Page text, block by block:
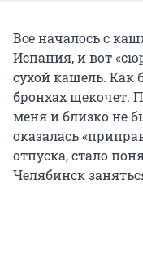
Все началось с
Испания, и вот
сухой кашель. Как
бронхах щекочет.
меня и близко не
оказалась
отпуска, стало
Челябинск